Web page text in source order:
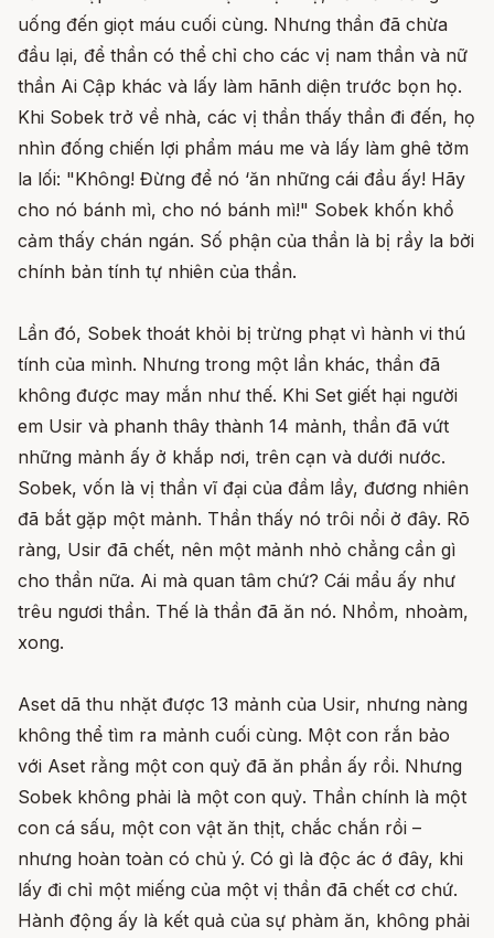
uống đến giọt máu cuối cùng. Nhưng thần đã chừa
đầu lại, để thần có thể chỉ cho các vị nam thần và nữ
thần Ai Cập khác và lấy làm hãnh diện trước bọn họ.
Khi Sobek trở về nhà, các vị thần thấy thần đi đến, họ
nhìn đống chiến lợi phẩm máu me và lấy làm ghê tởm
la lối: "Không! Đừng để nó ‘ăn những cái đầu ấy! Hãy
cho nó bánh mì, cho nó bánh mì!" Sobek khốn khổ
cảm thấy chán ngán. Số phận của thần là bị rầy la bởi
chính bản tính tự nhiên của thần.
Lần đó, Sobek thoát khỏi bị trừng phạt vì hành vi thú
tính của mình. Nhưng trong một lần khác, thần đã
không được may mắn như thế. Khi Set giết hại người
em Usir và phanh thây thành 14 mảnh, thần đã vứt
những mảnh ấy ở khắp nơi, trên cạn và dưới nước.
Sobek, vốn là vị thần vĩ đại của đầm lầy, đương nhiên
đã bắt gặp một mảnh. Thần thấy nó trôi nổi ở đây. Rõ
ràng, Usir đã chết, nên một mảnh nhỏ chẳng cần gì
cho thần nữa. Ai mà quan tâm chứ? Cái mẩu ấy như
trêu ngươi thần. Thế là thần đã ăn nó. Nhồm, nhoàm,
xong.
Aset dã thu nhặt được 13 mảnh của Usir, nhưng nàng
không thể tìm ra mảnh cuối cùng. Một con rắn bảo
với Aset rằng một con quỷ đã ăn phần ấy rồi. Nhưng
Sobek không phải là một con quỷ. Thần chính là một
con cá sấu, một con vật ăn thịt, chắc chắn rồi –
nhưng hoàn toàn có chủ ý. Có gì là độc ác ớ đây, khi
lấy đi chỉ một miếng của một vị thần đã chết cơ chứ.
Hành động ấy là kết quả của sự phàm ăn, không phải